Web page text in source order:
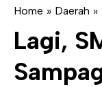
Home » Daerah »
Lagi,